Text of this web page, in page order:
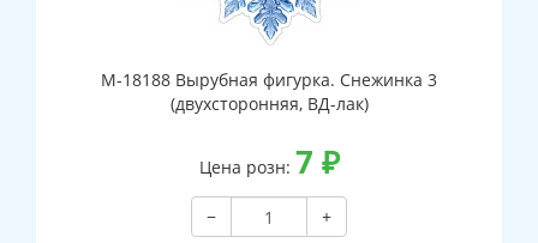
М-18188 Вырубная фигурка. Снежинка 3
(двухсторонняя, ВД-лак)
Цена розн: 7 ₽
−
+